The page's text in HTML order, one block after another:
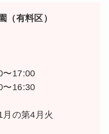
（有料区）
〜17:00
〜16:30
の第4月火